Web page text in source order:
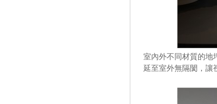
室內外不同材質的地
延至室外無隔閡，讓